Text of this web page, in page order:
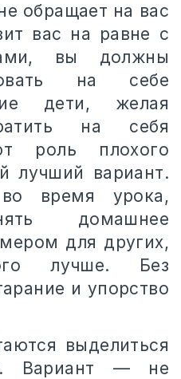
обращает на вас
вас на равне с
вы должны
на себе
дети, желая
на себя
роль плохого
лучший вариант.
время урока,
домашнее
для других,
лучше. Без
и упорство
выделиться
Вариант — не